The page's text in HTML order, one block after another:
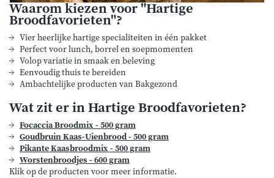
Waarom kiezen voor "Hartige
Broodfavorieten"?
Vier heerlijke hartige specialiteiten in één pakket
Perfect voor lunch, borrel en soepmomenten
Volop variatie in smaak en beleving
Eenvoudig thuis te bereiden
Ambachtelijke producten van Bakgezond
Wat zit er in Hartige Broodfavorieten?
Focaccia Broodmix - 500 gram
Goudbruin Kaas-Uienbrood - 500 gram
Pikante Kaasbroodmix - 500 gram
Worstenbroodjes - 600 gram
Klik op de producten voor meer informatie.